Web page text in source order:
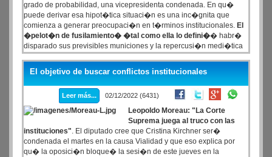
grado de probabilidad, una vicepresidenta condenada. En qu�
puede derivar esa hipot�tica situaci�n es una inc�gnita que
comienza a generar preocupaci�n en t�rminos institucionales. El
�pelot�n de fusilamiento� �tal como ella lo defini�� habr�
disparado sus previsibles municiones y la repercusi�n medi�tica
estar� asegurada a trav�s de los habituales canales de difusi�n.
La duda que a�n persiste es por cu�les de los delitos que se le
imputan ser� condenada.
El objetivo de buscar conflictos institucionales
Leer más... 02/12/2022 (6431)
Leopoldo Moreau: "La Corte
Suprema juega al truco con las
instituciones". El diputado cree que Cristina Kirchner ser�
condenada el martes en la causa Vialidad y que eso explica por
qu� la oposici�n bloque� la sesi�n de este jueves en la